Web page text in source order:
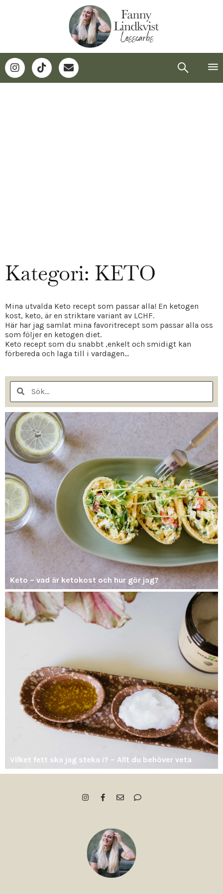
Kategori: KETO
Mina utvalda Keto recept som passar alla! En ketogen
kost, keto, är en striktare variant av LCHF.
Här har jag samlat mina favoritrecept som passar alla oss
som följer en ketogen diet.
Keto recept som du snabbt ,enkelt och smidigt kan
förbereda och laga till i vardagen…
Keto – vad är ketokost och hur gör jag?
Vilket fett ska jag steka i? – Allt du behöver veta